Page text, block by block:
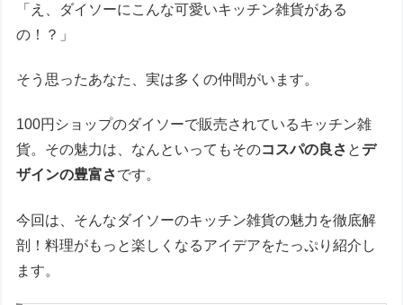
「え、ダイソーにこんな可愛いキッチン雑貨がある
の！？」
そう思ったあなた、実は多くの仲間がいます。
100円ショップのダイソーで販売されているキッチン雑
貨。その魅力は、なんといってもそのコスパの良さ と デ
ザインの豊富さです。
今回は、そんなダイソーのキッチン雑貨の魅力を徹底解
剖！料理がもっと楽しくなるアイデアをたっぷり紹介し
ます。